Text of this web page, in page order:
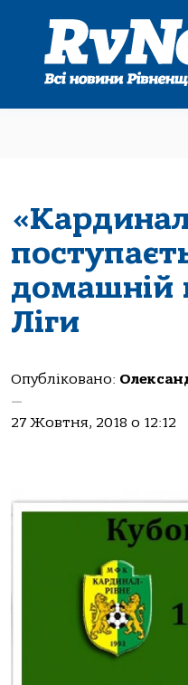
домашній
Ліги
Опубліковано:
—
27 Жовтня, 2018 о 12:12